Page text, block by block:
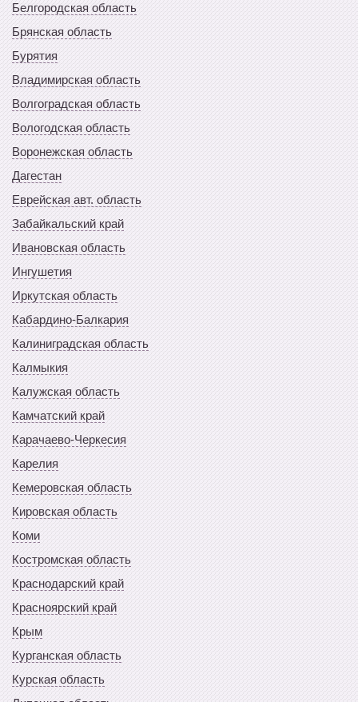
Белгородская область
Брянская область
Бурятия
Владимирская область
Волгоградская область
Вологодская область
Воронежская область
Дагестан
Еврейская авт. область
Забайкальский край
Ивановская область
Ингушетия
Иркутская область
Кабардино-Балкария
Калиниградская область
Калмыкия
Калужская область
Камчатский край
Карачаево-Черкесия
Карелия
Кемеровская область
Кировская область
Коми
Костромская область
Краснодарский край
Красноярский край
Крым
Курганская область
Курская область